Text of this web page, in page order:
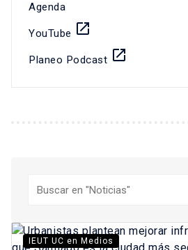
Agenda
YouTube launch
Planeo Podcast launch
IEUT UC en Medios